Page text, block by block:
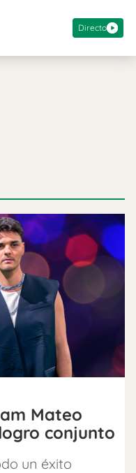
Directo
Mateo
conjunto
un éxito